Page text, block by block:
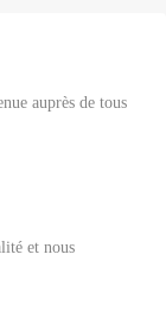
auprès de tous
et nous